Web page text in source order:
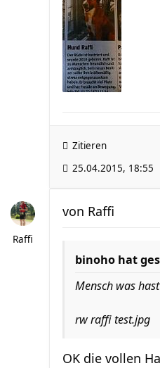
Zitieren
25.04.2015, 18:55
Raffi
von Raffi
binoho hat
Mensch was
rw raffi test.jpg
OK die vollen